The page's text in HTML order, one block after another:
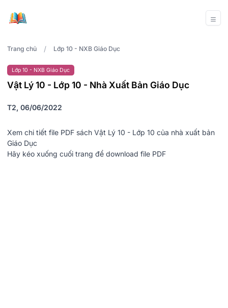
Trang chủ / Lớp 10 - NXB Giáo Dục
Lớp 10 - NXB Giáo Dục
Vật Lý 10 - Lớp 10 - Nhà Xuất Bản Giáo Dục
T2, 06/06/2022
Xem chi tiết file PDF sách Vật Lý 10 - Lớp 10 của nhà xuất bản
Giáo Dục
Hãy kéo xuống cuối trang để download file PDF